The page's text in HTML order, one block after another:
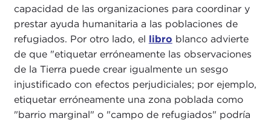
capacidad de las organizaciones para coordinar y
prestar ayuda humanitaria a las poblaciones de
refugiados. Por otro lado, el libro blanco advierte
de que "etiquetar erróneamente las observaciones
de la Tierra puede crear igualmente un sesgo
injustificado con efectos perjudiciales; por ejemplo,
etiquetar erróneamente una zona poblada como
"barrio marginal" o "campo de refugiados" podría